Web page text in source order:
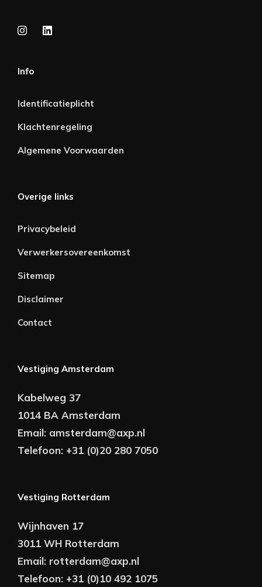
Info
Identificatieplicht
Klachtenregeling
Algemene Voorwaarden
Overige links
Privacybeleid
Verwerkersovereenkomst
Sitemap
Disclaimer
Contact
Vestiging Amsterdam
Kabelweg 37
1014 BA Amsterdam
Email: amsterdam@axp.nl
Telefoon: +31 (0)20 280 7050
Vestiging Rotterdam
Wijnhaven 17
3011 WH Rotterdam
Email: rotterdam@axp.nl
Telefoon: +31 (0)10 492 1075